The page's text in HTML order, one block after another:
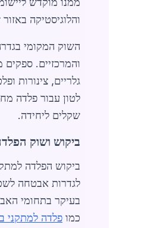
והלוגיסטיקה
השוק המקומי
והמרכזיים. ספקים
שקלים ליחידה.
ביקוש ושוק
כמו פלדה למתקני